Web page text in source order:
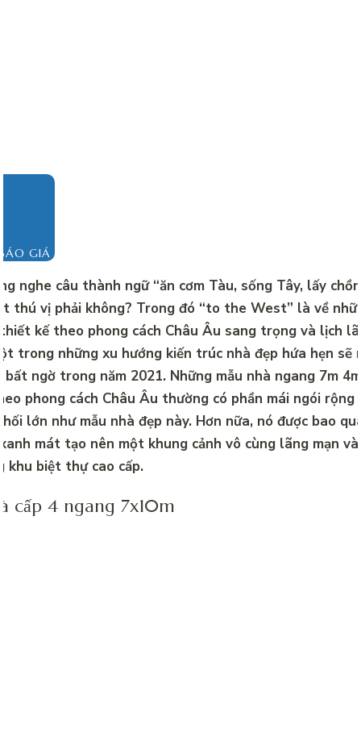
GIÁ
nghe câu thành ngữ “ăn cơm Tàu, sống Tây, lấy
thú vị phải không? Trong đó “to the West” là về
kế theo phong cách Châu Âu sang trọng và lịch
trong những xu hướng kiến ​​trúc nhà đẹp hứa hẹn sẽ
bất ngờ trong năm 2021. Những mẫu nhà ngang 7m
phong cách Châu Âu thường có phần mái ngói rộng
lớn như mẫu nhà đẹp này. Hơn nữa, nó được bao
mát tạo nên một khung cảnh vô cùng lãng mạn
khu biệt thự cao cấp.
cấp 4 ngang 7x10m